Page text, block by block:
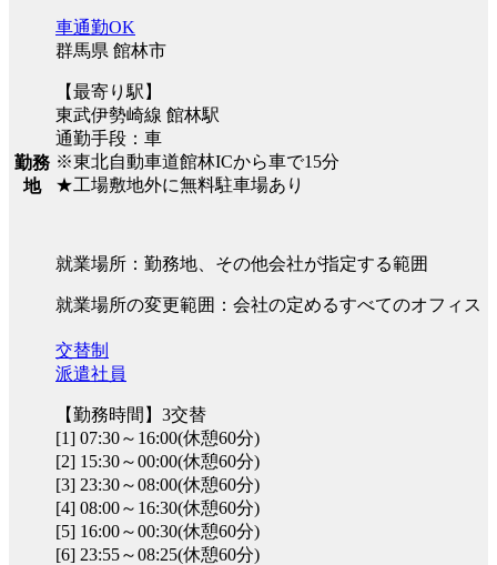
勤務
地
車通勤OK
群馬県 館林市
【最寄り駅】
東武伊勢崎線 館林駅
通勤手段：車
※東北自動車道館林ICから車で15分
★工場敷地外に無料駐車場あり
就業場所：勤務地、その他会社が指定する範囲
就業場所の変更範囲：会社の定めるすべてのオフィス
交替制
派遣社員
【勤務時間】3交替
[1] 07:30～16:00(休憩60分)
[2] 15:30～00:00(休憩60分)
[3] 23:30～08:00(休憩60分)
[4] 08:00～16:30(休憩60分)
[5] 16:00～00:30(休憩60分)
[6] 23:55～08:25(休憩60分)